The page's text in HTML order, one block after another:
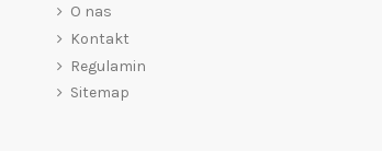
O nas
Kontakt
Regulamin
Sitemap